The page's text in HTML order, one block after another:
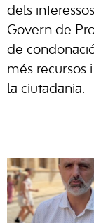
dels
Govern de
de
més recursos
la ciutadania.